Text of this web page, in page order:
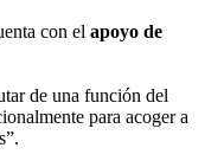
con el apoyo de
de una función del
para acoger a